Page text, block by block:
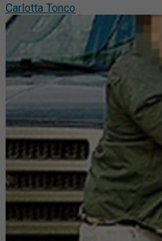
Carlotta Tonco